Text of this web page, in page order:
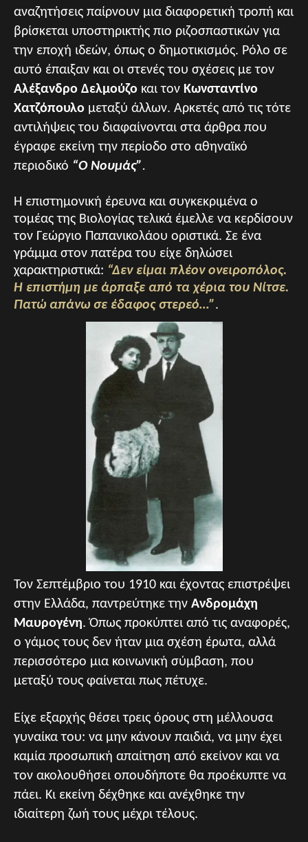
αναζητήσεις παίρνουν μια διαφορετική τροπή και
βρίσκεται υποστηρικτής πιο ριζοσπαστικών για
την εποχή ιδεών, όπως ο δημοτικισμός. Ρόλο σε
αυτό έπαιξαν και οι στενές του σχέσεις με τον
Αλέξανδρο Δελμούζο και τον Κωνσταντίνο
Χατζόπουλο μεταξύ άλλων. Αρκετές από τις τότε
αντιλήψεις του διαφαίνονται στα άρθρα που
έγραφε εκείνη την περίοδο στο αθηναϊκό
περιοδικό “Ο Νουμάς”.
Η επιστημονική έρευνα και συγκεκριμένα ο
τομέας της Βιολογίας τελικά έμελλε να κερδίσουν
τον Γεώργιο Παπανικολάου οριστικά. Σε ένα
γράμμα στον πατέρα του είχε δηλώσει
χαρακτηριστικά: “Δεν είμαι πλέον ονειροπόλος.
Η επιστήμη με άρπαξε από τα χέρια του Νίτσε.
Πατώ απάνω σε έδαφος στερεό…”.
Τον Σεπτέμβριο του 1910 και έχοντας επιστρέψει
στην Ελλάδα, παντρεύτηκε την Ανδρομάχη
Μαυρογένη. Όπως προκύπτει από τις αναφορές,
ο γάμος τους δεν ήταν μια σχέση έρωτα, αλλά
περισσότερο μια κοινωνική σύμβαση, που
μεταξύ τους φαίνεται πως πέτυχε.
Είχε εξαρχής θέσει τρεις όρους στη μέλλουσα
γυναίκα του: να μην κάνουν παιδιά, να μην έχει
καμία προσωπική απαίτηση από εκείνον και να
τον ακολουθήσει οπουδήποτε θα προέκυπτε να
πάει. Κι εκείνη δέχθηκε και ανέχθηκε την
ιδιαίτερη ζωή τους μέχρι τέλους.